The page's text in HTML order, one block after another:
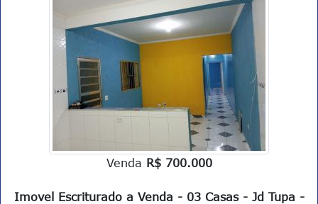
Venda R$ 700.000
Imovel Escriturado a Venda - 03 Casas - Jd Tupa -